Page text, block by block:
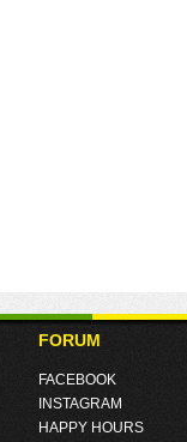
FORUM
FACEBOOK
INSTAGRAM
HAPPY HOURS